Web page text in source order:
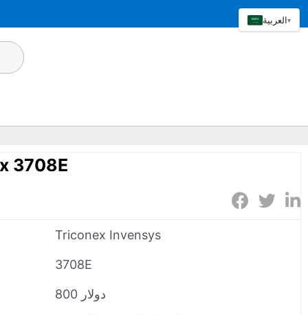
3708E
Triconex Invensys
3708E
800 دولار
العربية▾